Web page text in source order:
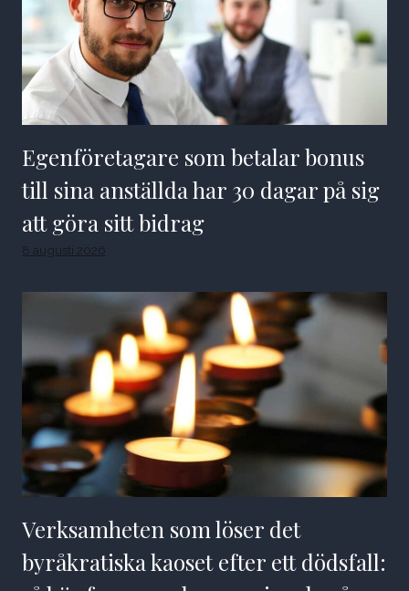
Egenföretagare som betalar bonus
till sina anställda har 30 dagar på sig
att göra sitt bidrag
8 augusti 2026
Verksamheten som löser det
byråkratiska kaoset efter ett dödsfall: